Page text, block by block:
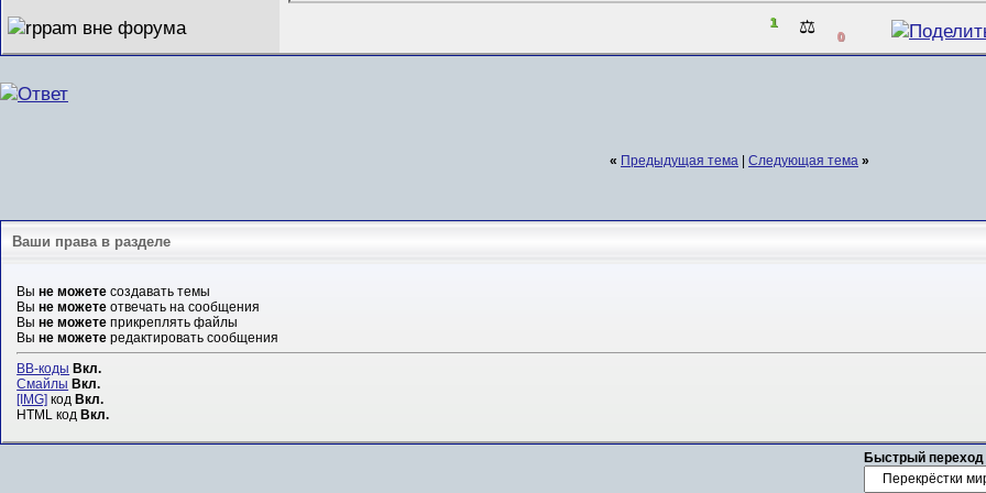
1 ⚖️ 0
« Предыдущая тема Следующая тема »
Ваши права в разделе
Выне можете создавать темы
Выне можете отвечать на сообщения
Выне можете прикреплять файлы
Выне можете редактировать сообщения
BB-коды Вкл.
Смайлы Вкл.
[IMG] кодВкл.
HTML кодВкл.
Быстрый переход